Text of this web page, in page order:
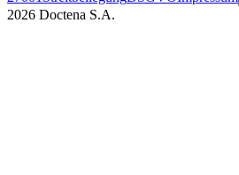
2026 Doctena S.A.